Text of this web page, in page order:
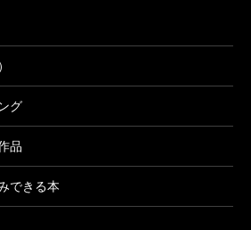
グ
品
できる本